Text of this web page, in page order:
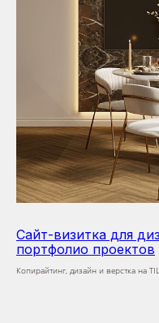
Сайт-визитка для
портфолио проектов
Копирайтинг, дизайн и верстка на